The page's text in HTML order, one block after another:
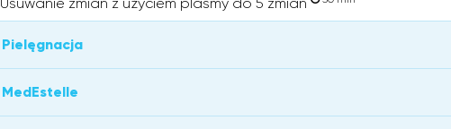
Pielęgnacja
MedEstelle